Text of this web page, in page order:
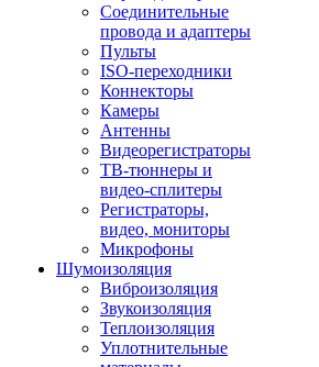
Соединительные
провода и адаптеры
Пульты
ISO-переходники
Коннекторы
Камеры
Антенны
Видеорегистраторы
ТВ-тюннеры и
видео-сплитеры
Регистраторы,
видео, мониторы
Микрофоны
Шумоизоляция
Виброизоляция
Звукоизоляция
Теплоизоляция
Уплотнительные